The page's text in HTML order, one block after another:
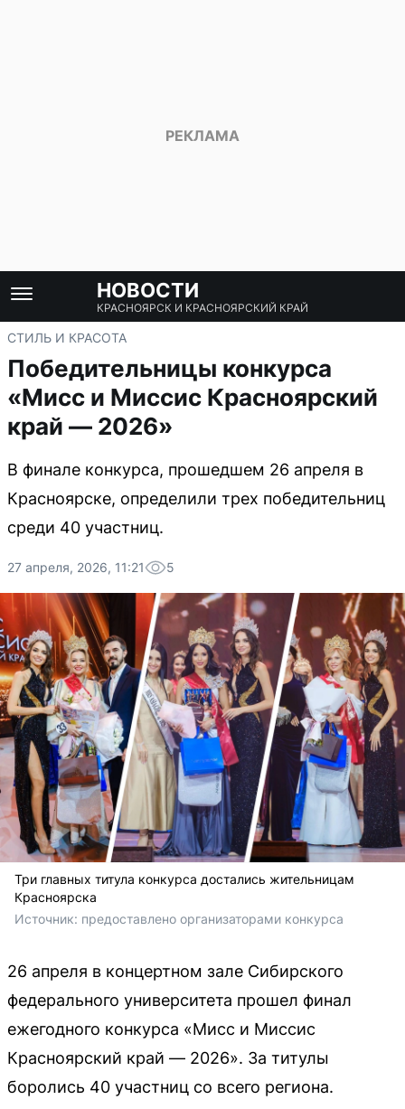
НОВОСТИ
КРАСНОЯРСК И КРАСНОЯРСКИЙ КРАЙ
СТИЛЬ И КРАСОТА
Победительницы конкурса
«Мисс и Миссис Красноярский
край — 2026»
В финале конкурса, прошедшем 26 апреля в
Красноярске, определили трех победительниц
среди 40 участниц.
27 апреля, 2026, 11:21 5
Три главных титула конкурса достались жительницам
Красноярска
Источник: предоставлено организаторами конкурса
26 апреля в концертном зале Сибирского
федерального университета прошел финал
ежегодного конкурса «Мисс и Миссис
Красноярский край — 2026». За титулы
боролись 40 участниц со всего региона.